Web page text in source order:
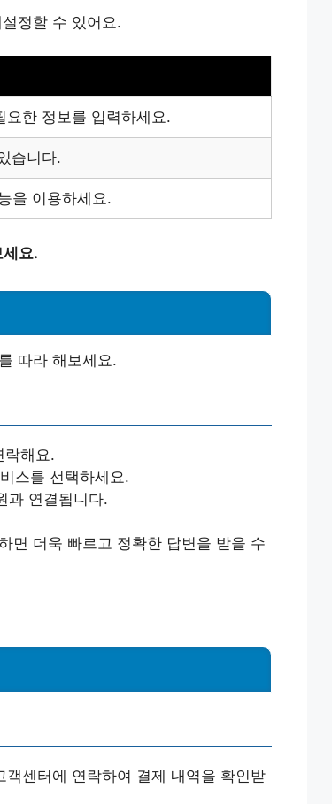
설정할 수 있어요.
요한 정보를 입력하세요.
습니다.
을 이용하세요.
요.
따라 해보세요.
해요.
스를 선택하세요.
과 연결됩니다.
면 더욱 빠르고 정확한 답변을 받을 수
센터에 연락하여 결제 내역을 확인받